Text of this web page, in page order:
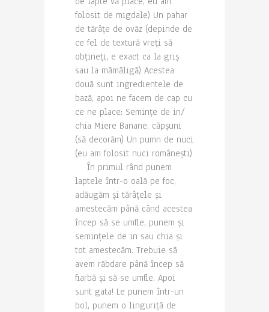
folosit de migdale) Un pahar
de tărâțe de ovăz (depinde de
ce fel de textură vreți să
obțineți, e exact ca la griș
sau la mămăligă) Acestea
două sunt ingredientele de
bază, apoi ne facem de cap cu
ce ne place: Semințe de in/
chia Miere Banane, căpșuni
(să decorăm) Un pumn de nuci
(eu am folosit nuci românești)
În primul rând punem
laptele într-o oală pe foc,
adăugăm și tărâțele și
amestecăm până când acestea
încep să se umfle, punem și
semințele de in sau chia și
tot amestecăm. Trebuie să
avem răbdare până încep să
fiarbă și să se umfle. Apoi
sunt gata! Le punem într-un
bol, punem o linguriță de